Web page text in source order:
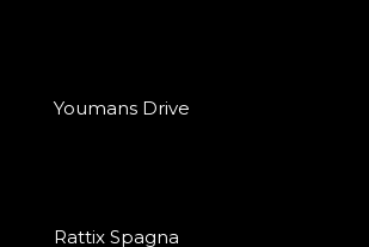
Youmans Drive
Rattix Spagna